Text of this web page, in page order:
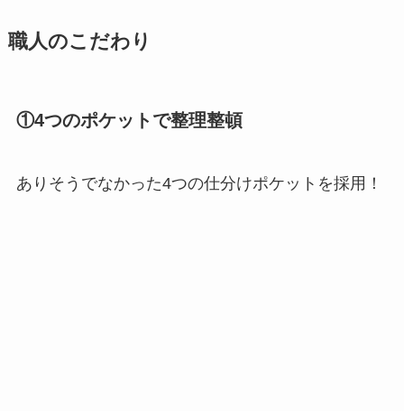
職人のこだわり
①4つのポケットで整理整頓
ありそうでなかった4つの仕分けポケットを採用！